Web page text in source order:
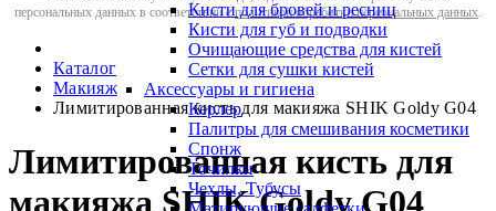
Кисти для бровей и ресниц
Кисти для губ и подводки
Очищающие средства для кистей
Сетки для сушки кистей
Аксессуары и гигиена
Керлер
Палитры для смешивания косметики
Спонж
Точилки
Чехлы, Тубусы
персональных данных в соответствии сполитикой обработки персональных данных.
Каталог
Макияж
Лимитированная кисть для макияжа SHIK Goldy G04
Лимитированная кисть для
макияжа SHIK Goldy G04